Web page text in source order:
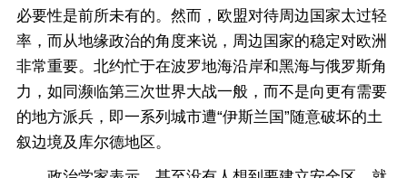
必要性是前所未有的。然而，欧盟对待周边国家太过轻
率，而从地缘政治的角度来说，周边国家的稳定对欧洲
非常重要。北约忙于在波罗地海沿岸和黑海与俄罗斯角
力，如同濒临第三次世界大战一般，而不是向更有需要
的地方派兵，即一系列城市遭“伊斯兰国”随意破坏的土
叙边境及库尔德地区。